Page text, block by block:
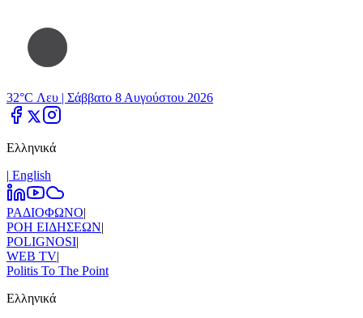
32°C Λευ | Σάββατο 8 Αυγούστου 2026
Ελληνικά
| Εnglish
ΡΑΔΙΟΦΩΝΟ|
ΡΟΗ ΕΙΔΗΣΕΩΝ|
POLIGNOSI|
WEB TV|
Politis To The Point
Ελληνικά